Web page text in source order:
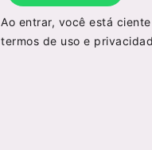
Ao entrar, você está
termos de uso e